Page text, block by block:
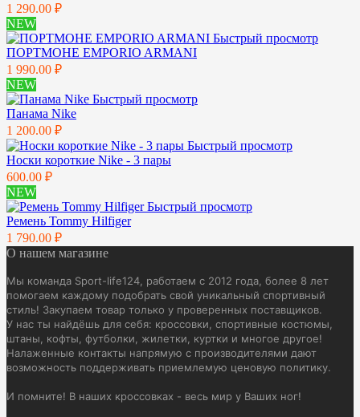
1 290.00 ₽
NEW
Быстрый просмотр
ПОРТМОНЕ EMPORIO ARMANI
1 990.00 ₽
NEW
Быстрый просмотр
Панама Nike
1 200.00 ₽
Быстрый просмотр
Носки короткие Nike - 3 пары
600.00 ₽
NEW
Быстрый просмотр
Ремень Tommy Hilfiger
1 790.00 ₽
О нашем магазине
Мы команда Sport-life124, работаем с 2012 года, более 8 лет
помогаем каждому подобрать свой уникальный спортивный
стиль! Закупаем товар только у проверенных поставщиков.
У нас ты найдёшь для себя: кроссовки, спортивные костюмы,
штаны, кофты, футболки, жилетки, куртки и многое другое!
Налаженные контакты напрямую с производителями дают
возможность поддерживать приемлемую ценовую политику.
И помните! В наших кроссовках - весь мир у Ваших ног!